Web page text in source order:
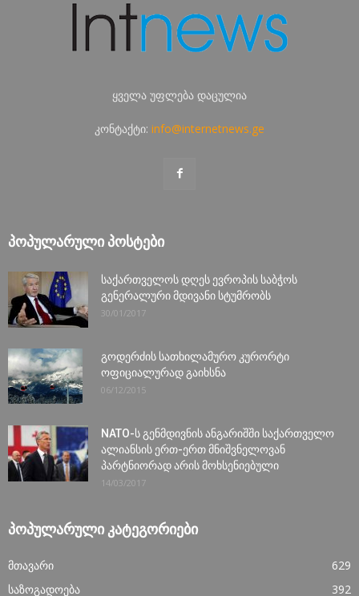
ყველა უფლება დაცულია
კონტაქტი: info@internetnews.ge
ᲞᲝᲞᲣᲚᲐᲠᲣᲚᲘ ᲞᲝᲡᲢᲔᲑᲘ
საქართველოს დღეს ევროპის საბჭოს
გენერალური მდივანი სტუმრობს
30/01/2017
გოდერძის სათხილამურო კურორტი
ოფიციალურად გაიხსნა
06/12/2015
NATO-ს გენმდივნის ანგარიშში საქართველო
ალიანსის ერთ-ერთ მნიშვნელოვან
პარტნიორად არის მოხსენიებული
14/03/2017
ᲞᲝᲞᲣᲚᲐᲠᲣᲚᲘ ᲙᲐᲢᲔᲒᲝᲠᲘᲔᲑᲘ
მთავარი
629
საზოგადოება
392